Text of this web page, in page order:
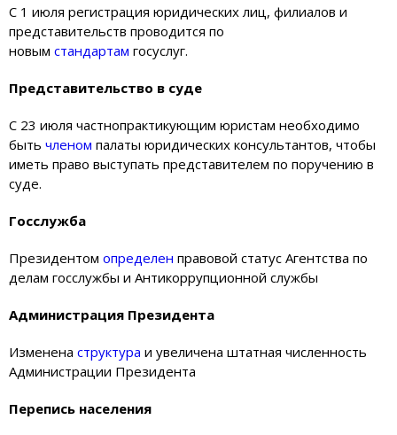
С 1 июля регистрация юридических лиц, филиалов и
представительств проводится по
новым стандартам госуслуг.
Представительство в суде
С 23 июля частнопрактикующим юристам необходимо
быть членом палаты юридических консультантов, чтобы
иметь право выступать представителем по поручению в
суде.
Госслужба
Президентом определен правовой статус Агентства по
делам госслужбы и Антикоррупционной службы
Администрация Президента
Изменена структура и увеличена штатная численность
Администрации Президента
Перепись населения